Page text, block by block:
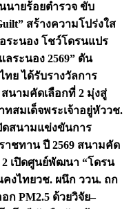
นายร้อยตำรวจ ขับ
สร้างความโปร่งใส
ระนอง โชว์โดรนแปร
ระนอง 2569” ดัน
ย ได้รับรางวัลการ
นามคัดเลือกที่ 2 มุ่งสู่
สมเด็จพระเจ้าอยู่หัววช.
ดสนามแข่งขันการ
ชทาน ปี 2569 สนามคัด
เปิดศูนย์พัฒนา “โดรน
คงไทยวช. ผนึก ววน. ถก
PM2.5 ด้วยวิจัย–